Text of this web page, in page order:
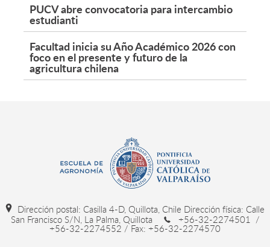
PUCV abre convocatoria para intercambio
estudianti
Facultad inicia su Año Académico 2026 con
foco en el presente y futuro de la
agricultura chilena
Dirección postal: Casilla 4-D, Quillota, Chile Dirección física: Calle
San Francisco S/N, La Palma, Quillota
+56-32-2274501 /
+56-32-2274552 / Fax: +56-32-2274570